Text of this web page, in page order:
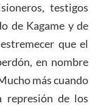
testigos
de Kagame y de
que el
en nombre
más cuando
represión de los